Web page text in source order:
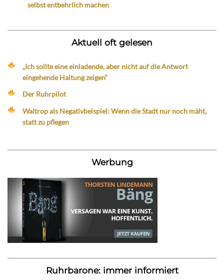
selbst entbehrlich machen
Aktuell oft gelesen
„Ich sollte eine einladende, aber nicht auf die Antwort
eingehende Haltung zeigen“
Der Ruhrpilot
Waltrop als Negativbeispiel: Wenn die Stadt nur noch mäht,
statt zu pflegen
Werbung
Ruhrbarone: immer informiert